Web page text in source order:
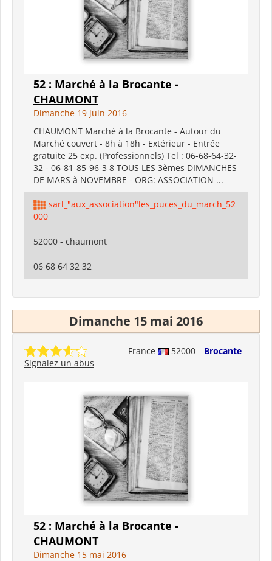
52 : Marché à la Brocante -
CHAUMONT
Dimanche 19 juin 2016
CHAUMONT Marché à la Brocante - Autour du
Marché couvert - 8h à 18h - Extérieur - Entrée
gratuite 25 exp. (Professionnels) Tel : 06-68-64-32-
32 - 06-81-85-96-3 8 TOUS LES 3èmes DIMANCHES
DE MARS à NOVEMBRE - ORG: ASSOCIATION ...
sarl_"aux_association"les_puces_du_march_52
000
52000 - chaumont
06 68 64 32 32
Dimanche 15 mai 2016
France 52000
Brocante
Signalez un abus
52 : Marché à la Brocante -
CHAUMONT
Dimanche 15 mai 2016